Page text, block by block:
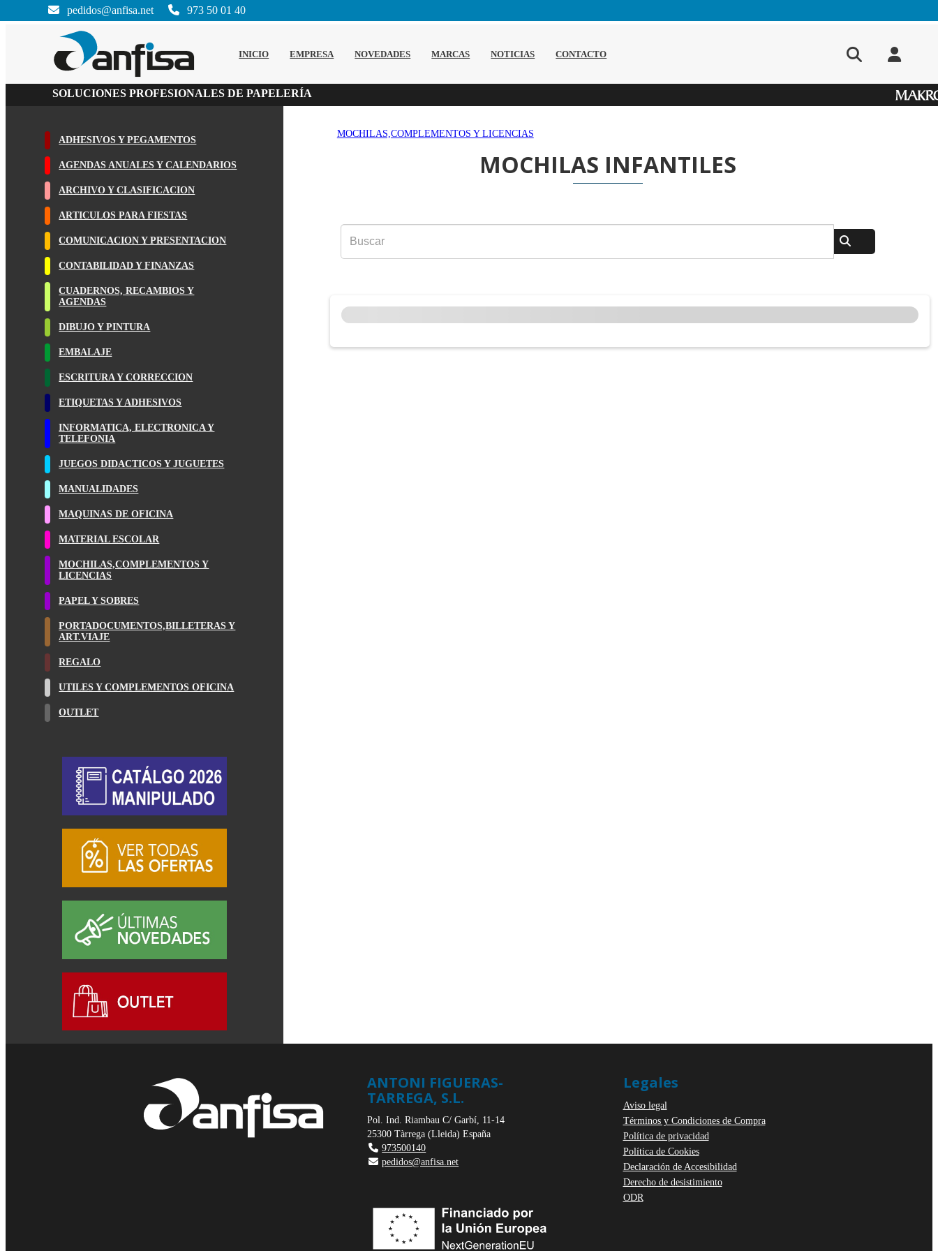
INICIO EMPRESA NOVEDADES MARCAS NOTICIAS CONTACTO
SOLUCIONES PROFESIONALES DE PAPELERÍA
pedidos@anfisa.net 973 50 01 40
ADHESIVOS Y PEGAMENTOS
AGENDAS ANUALES Y CALENDARIOS
ARCHIVO Y CLASIFICACION
ARTICULOS PARA FIESTAS
COMUNICACION Y PRESENTACION
CONTABILIDAD Y FINANZAS
CUADERNOS, RECAMBIOS Y
AGENDAS
DIBUJO Y PINTURA
EMBALAJE
ESCRITURA Y CORRECCION
ETIQUETAS Y ADHESIVOS
INFORMATICA, ELECTRONICA Y
TELEFONIA
JUEGOS DIDACTICOS Y JUGUETES
MANUALIDADES
MAQUINAS DE OFICINA
MATERIAL ESCOLAR
MOCHILAS,COMPLEMENTOS Y
LICENCIAS
PAPEL Y SOBRES
PORTADOCUMENTOS,BILLETERAS Y
ART.VIAJE
REGALO
UTILES Y COMPLEMENTOS OFICINA
OUTLET
MOCHILAS,COMPLEMENTOS Y LICENCIAS
MOCHILAS INFANTILES
ANTONI FIGUERAS-
TARREGA, S.L.
Pol. Ind. Riambau C/ Garbí, 11-14
25300 Tàrrega(Lleida) España
973500140
pedidos@anfisa.net
Legales
Aviso legal
Términos y Condiciones de Compra
Política de privacidad
Política de Cookies
Declaración de Accesibilidad
Derecho de desistimiento
ODR